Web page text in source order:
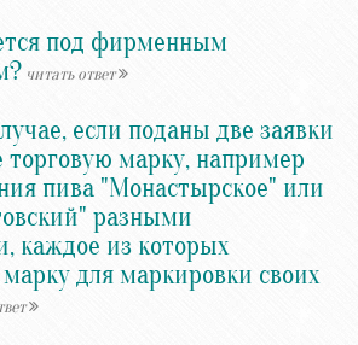
под фирменным
читать ответ
если поданы две заявки
торговую марку, например
пива "Монастырское" или
разными
каждое из которых
марку для маркировки своих